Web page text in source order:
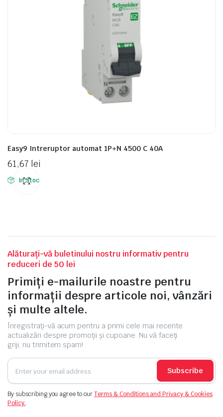
Easy9 Intreruptor automat 1P+N 4500 C 40A
61,67 lei
In Stoc
Alăturați-vă buletinului nostru informativ pentru
reduceri de 50 lei
Primiți e-mailurile noastre pentru
informații despre articole noi, vânzări
și multe altele.
Înregistrați-vă acum pentru a primi cele mai recente
actualizări despre promoții și cupoane. Nu vă faceți
griji, nu trimitem spam!
Subscribe
By subscribing you agree to ourTerms & Conditions and Privacy & Cookies
Policy.